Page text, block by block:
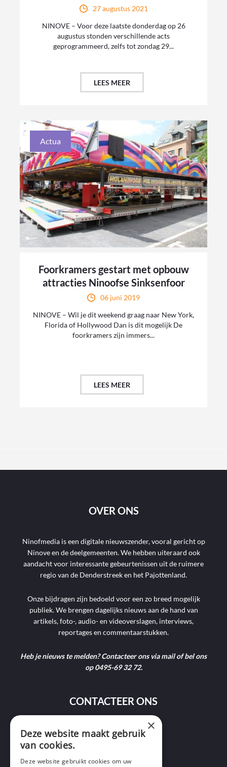
27 augustus 2021
NINOVE – Voor deze laatste donderdag op 26
augustus stonden verschillende acts
geprogrammeerd, zelfs tot zondag 29...
LEES MEER
Actua
Foorkramers gestart met opbouw
attracties Ninoofse Sinksenfoor
06 juni 2019
NINOVE – Wil je dit weekend graag naar New York,
Florida of Hollywood Dan is dit mogelijk De
foorkramers zijn immers...
LEES MEER
OVER ONS
Ninofmedia is een digitale nieuwszender, vooral gericht op
Ninove en de deelgemeenten. We hebben uiteraard ook
aandacht voor interessante gebeurtenissen uit de ruimere
regio van de Denderstreek en het Pajottenland.
Onze bijdragen zijn bedoeld voor een zo breed mogelijk
publiek. We brengen dagelijks nieuws aan de hand van
artikels, foto-, audio- en videoverslagen, interviews,
reportages en commentaarstukken.
Heb je nieuws te melden? Contacteer ons via mail of bel ons
op 0495-69 32 72.
CONTACTEER ONS
9400 Ninove ×
Deze website maakt gebruik
van cookies.
Deze website gebruikt cookies om uw